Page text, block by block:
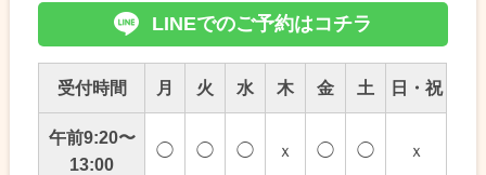
LINEでのご予約はコチラ
受付時間 月 火 水 木 金 土 日・祝
午前9:20〜
13:00
◯ ◯ ◯ ｘ ◯ ◯ ｘ